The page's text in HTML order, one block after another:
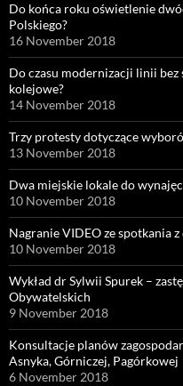
Do końca roku oświetlenie
Polskiego?
16 November 2018
Do czasu modernizacji linii bez
kolejowe?
14 November 2018
Trzy protesty dotyczące
13 November 2018
Dwa miejskie lokale do
10 November 2018
Nagranie VIDEO ze spotkania
10 November 2018
Wykład dr Sylwii Spurek –
Obywatelskich
9 November 2018
Konsultacje planów
Asnyka, Górniczej, Pagórkowej
6 November 2018